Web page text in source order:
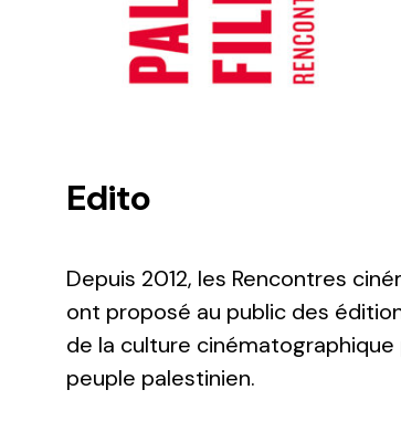
Edito
Depuis 2012, les Rencontres
ont proposé au public des
de la culture
peuple palestinien.